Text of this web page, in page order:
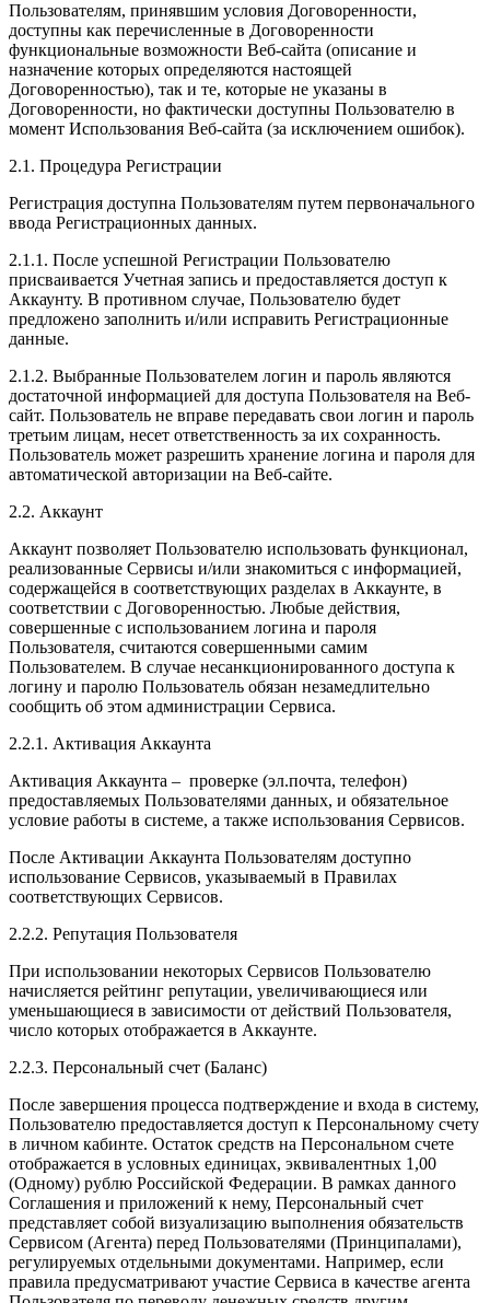
Пользователям, принявшим условия Договоренности,
доступны как перечисленные в Договоренности
функциональные возможности Веб-сайта (описание и
назначение которых определяются настоящей
Договоренностью), так и те, которые не указаны в
Договоренности, но фактически доступны Пользователю в
момент Использования Веб-сайта (за исключением ошибок).
2.1. Процедура Регистрации
Регистрация доступна Пользователям путем первоначального
ввода Регистрационных данных.
2.1.1. После успешной Регистрации Пользователю
присваивается Учетная запись и предоставляется доступ к
Аккаунту. В противном случае, Пользователю будет
предложено заполнить и/или исправить Регистрационные
данные.
2.1.2. Выбранные Пользователем логин и пароль являются
достаточной информацией для доступа Пользователя на Веб-
сайт. Пользователь не вправе передавать свои логин и пароль
третьим лицам, несет ответственность за их сохранность.
Пользователь может разрешить хранение логина и пароля для
автоматической авторизации на Веб-сайте.
2.2. Аккаунт
Аккаунт позволяет Пользователю использовать функционал,
реализованные Сервисы и/или знакомиться с информацией,
содержащейся в соответствующих разделах в Аккаунте, в
соответствии с Договоренностью. Любые действия,
совершенные с использованием логина и пароля
Пользователя, считаются совершенными самим
Пользователем. В случае несанкционированного доступа к
логину и паролю Пользователь обязан незамедлительно
сообщить об этом администрации Сервиса.
2.2.1. Активация Аккаунта
Активация Аккаунта – проверке (эл.почта, телефон)
предоставляемых Пользователями данных, и обязательное
условие работы в системе, а также использования Сервисов.
После Активации Аккаунта Пользователям доступно
использование Сервисов, указываемый в Правилах
соответствующих Сервисов.
2.2.2. Репутация Пользователя
При использовании некоторых Сервисов Пользователю
начисляется рейтинг репутации, увеличивающиеся или
уменьшающиеся в зависимости от действий Пользователя,
число которых отображается в Аккаунте.
2.2.3. Персональный счет (Баланс)
После завершения процесса подтверждение и входа в систему,
Пользователю предоставляется доступ к Персональному счету
в личном кабинте. Остаток средств на Персональном счете
отображается в условных единицах, эквивалентных 1,00
(Одному) рублю Российской Федерации. В рамках данного
Соглашения и приложений к нему, Персональный счет
представляет собой визуализацию выполнения обязательств
Сервисом (Агента) перед Пользователями (Принципалами),
регулируемых отдельными документами. Например, если
правила предусматривают участие Сервиса в качестве агента